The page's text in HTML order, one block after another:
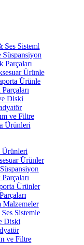
Sisteml
Süspansiyon
Parçaları
Ürünle
Ürünle
Diski
ve Filtre
Ürünleri
Ürünleri
Ürünler
Ürünler
Malzemeler
Sistemle
Diski
ve Filtre